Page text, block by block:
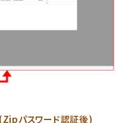
パスワード認証後)